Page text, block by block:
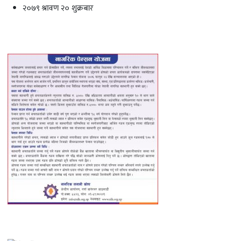
२०७९ श्रावण २० शुक्रबार